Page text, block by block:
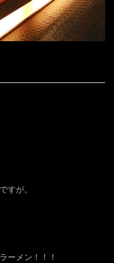
すが。
ーメン！！！